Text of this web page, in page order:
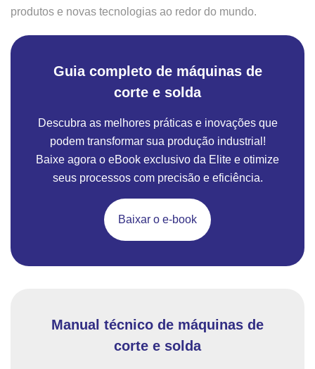
produtos e novas tecnologias ao redor do mundo.
Guia completo de máquinas de
corte e solda
Descubra as melhores práticas e inovações que
podem transformar sua produção industrial!
Baixe agora o eBook exclusivo da Elite e otimize
seus processos com precisão e eficiência.
Baixar o e-book
Manual técnico de máquinas de
corte e solda